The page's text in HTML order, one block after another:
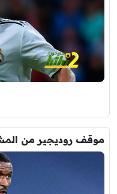
موقف روديجير من